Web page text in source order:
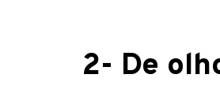
2- De